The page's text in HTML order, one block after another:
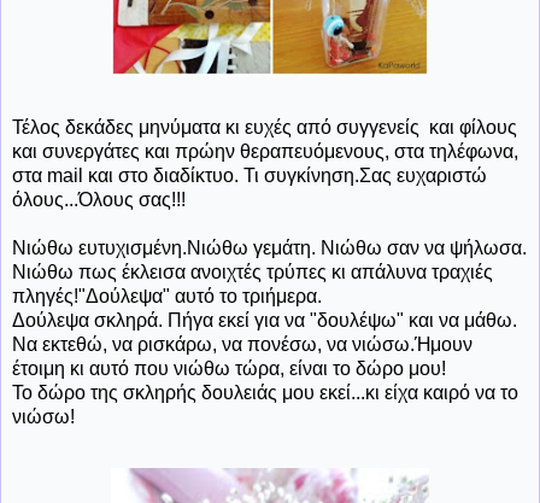
Τέλος δεκάδες μηνύματα κι ευχές από συγγενείς και φίλους
και συνεργάτες και πρώην θεραπευόμενους, στα τηλέφωνα,
στα mail και στο διαδίκτυο. Τι συγκίνηση.Σας ευχαριστώ
όλους...Όλους σας!!!
Νιώθω ευτυχισμένη.Νιώθω γεμάτη. Νιώθω σαν να ψήλωσα.
Νιώθω πως έκλεισα ανοιχτές τρύπες κι απάλυνα τραχιές
πληγές!"Δούλεψα" αυτό το τριήμερα.
Δούλεψα σκληρά. Πήγα εκεί για να "δουλέψω" και να μάθω.
Να εκτεθώ, να ρισκάρω, να πονέσω, να νιώσω.Ήμουν
έτοιμη κι αυτό που νιώθω τώρα, είναι το δώρο μου!
Το δώρο της σκληρής δουλειάς μου εκεί...κι είχα καιρό να το
νιώσω!